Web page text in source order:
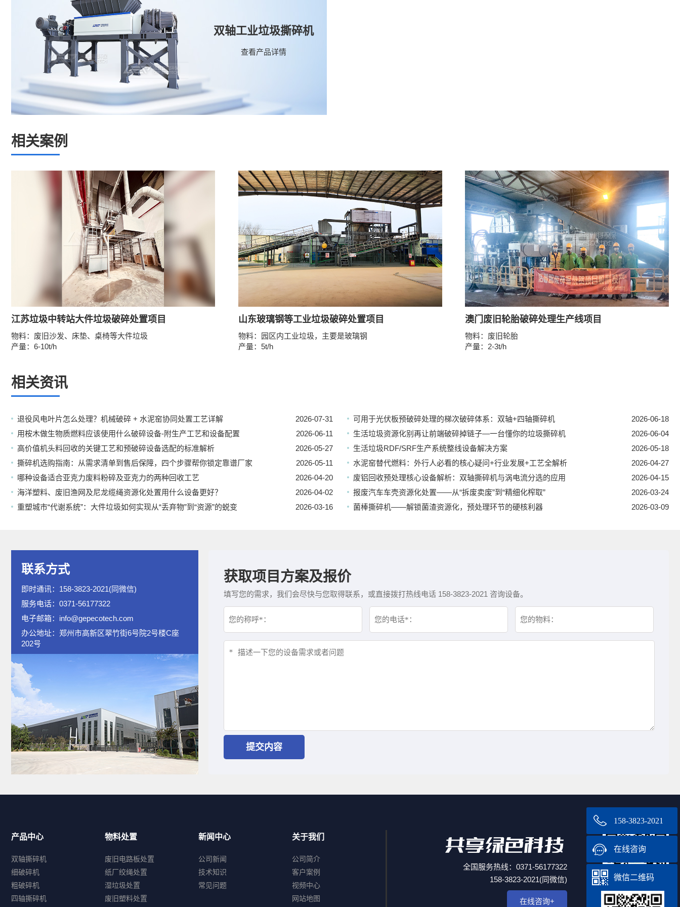
双轴工业垃圾撕碎机
查看产品详情
相关案例
江苏垃圾中转站大件垃圾破碎处置项目
物料：废旧沙发、床垫、桌椅等大件垃圾
产量：6-10t/h
山东玻璃钢等工业垃圾破碎处置项目
物料：园区内工业垃圾，主要是玻璃钢
产量：5t/h
澳门废旧轮胎破碎处理生产线项目
物料：废旧轮胎
产量：2-3t/h
相关资讯
退役风电叶片怎么处理？机械破碎 + 水泥窑协同处置工艺详解 2026-07-31 可用于光伏板预破碎处理的梯次破碎体系：双轴+四轴撕碎机
2026-06-18
用桉木做生物质燃料应该使用什么破碎设备-附生产工艺和设备配置
2026-06-11 生活垃圾资源化别再让前端破碎掉链子—一台懂你的垃圾撕碎机
2026-06-04
高价值机头料回收的关键工艺和预破碎设备选配的标准解析
2026-05-27 生活垃圾RDF/SRF生产系统整线设备解决方案
2026-05-18
撕碎机选购指南：从需求清单到售后保障，四个步骤帮你锁定靠谱厂家
2026-05-11 水泥窑替代燃料：外行人必看的核心疑问+行业发展+工艺全解析
2026-04-27
哪种设备适合亚克力废料粉碎及亚克力的两种回收工艺
2026-04-20 废铝回收预处理核心设备解析：双轴撕碎机与涡电流分选的应用
2026-04-15
海洋塑料、废旧渔网及尼龙缆绳资源化处置用什么设备更好？
2026-04-02 报废汽车车壳资源化处置——从“拆废卖废”到“精细化榨取”
2026-03-24
重塑城市“代谢系统”：大件垃圾如何实现从“丢弃物”到“资源”的蜕变
2026-03-16 菌棒撕碎机——解锁菌渣资源化，预处理环节的硬核利器 2026-03-09
联系方式
即时通讯：158-3823-2021(同微信)
服务电话：0371-56177322
电子邮箱：info@gepecotech.com
办公地址：郑州市高新区翠竹街6号院2号楼C座
202号
获取项目方案及报价
填写您的需求，我们会尽快与您取得联系，或直接拨打热线电话 158-3823-2021 咨询设备。
产品中心
双轴撕碎机
细破碎机
粗破碎机
四轴撕碎机
物料处置
废旧电路板处置
纸厂绞绳处置
湿垃圾处置
废旧塑料处置
新闻中心
公司新闻
技术知识
常见问题
关于我们
公司简介
客户案例
视频中心
网站地图
微信客服中心
全国服务热线：0371-56177322
158-3823-2021(同微信)
在线咨询+
158-3823-2021
在线咨询
微信二维码